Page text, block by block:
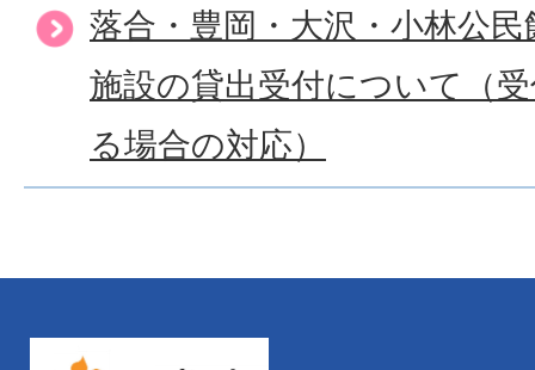
落合・豊岡・大沢・小林公
施設の貸出受付について（
る場合の対応）